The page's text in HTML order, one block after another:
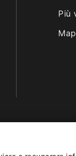
Più